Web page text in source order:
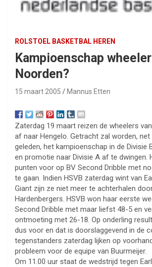
ROLSTOEL BASKETBAL HEREN
Kampioenschap
Noorden?
15 maart 2005 Mannus Etten
Zaterdag 19 maart reizen de wheelers
af naar Hengelo. Getracht zal worden, net
geleden, het kampioenschap in de Divisie
en promotie naar Divisie A af te dwingen.
punten voor op BV Second Dribble met
te gaan. Indien HSVB zaterdag wint van
Giant zijn ze niet meer te achterhalen
Hardenbergers. HSVB won haar eerste
Second Dribble met maar liefst 48-5 en
ontmoeting met 26-18. Op onderling
dus voor en dat is doorslaggevend in de
tegenstanders zaterdag lijken op
probleem voor de equipe van Buurmeijer.
Om 11.00 uur staat de wedstrijd tegen